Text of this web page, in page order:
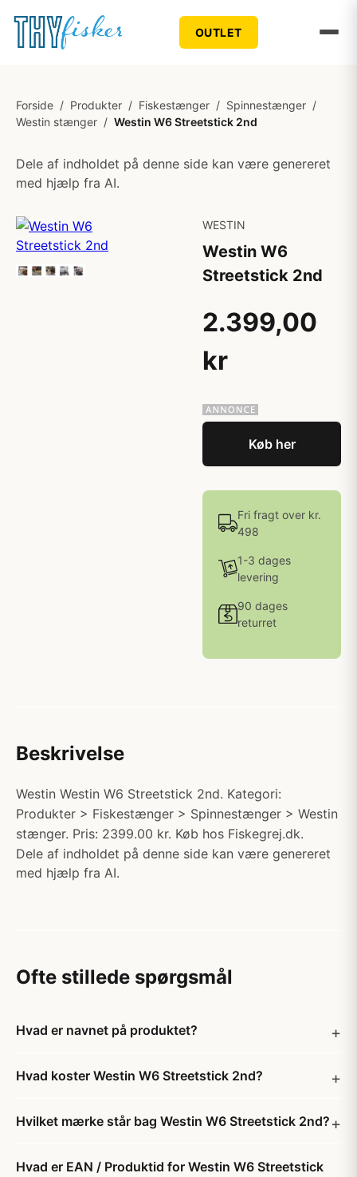
OUTLET
Forside / Produkter / Fiskestænger / Spinnestænger /
Westin stænger / Westin W6 Streetstick 2nd
Dele af indholdet på denne side kan være genereret
med hjælp fra AI.
WESTIN
Westin W6
Streetstick 2nd
2.399,00
kr
Køb her
Fri fragt over kr.
498
1-3 dages
levering
90 dages
returret
Beskrivelse
Westin Westin W6 Streetstick 2nd. Kategori:
Produkter > Fiskestænger > Spinnestænger > Westin
stænger. Pris: 2399.00 kr. Køb hos Fiskegrej.dk.
Dele af indholdet på denne side kan være genereret
med hjælp fra AI.
Ofte stillede spørgsmål
Hvad er navnet på produktet?
Hvad koster Westin W6 Streetstick 2nd?
Hvilket mærke står bag Westin W6 Streetstick 2nd?
Hvad er EAN / Produktid for Westin W6 Streetstick